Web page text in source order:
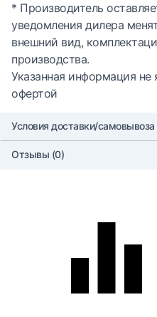
* Производитель
уведомления дилера
внешний вид,
производства.
Указанная информация не
офертой
Условия доставки/самовывоза
Отзывы (0)